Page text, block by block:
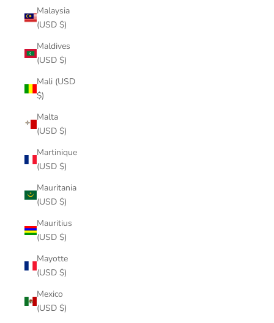
Malaysia
(USD $)
Maldives
(USD $)
Mali (USD
$)
Malta
(USD $)
Martinique
(USD $)
Mauritania
(USD $)
Mauritius
(USD $)
Mayotte
(USD $)
Mexico
(USD $)